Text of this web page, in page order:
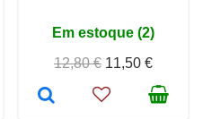
Em estoque (2)
12,80 € 11,50 €